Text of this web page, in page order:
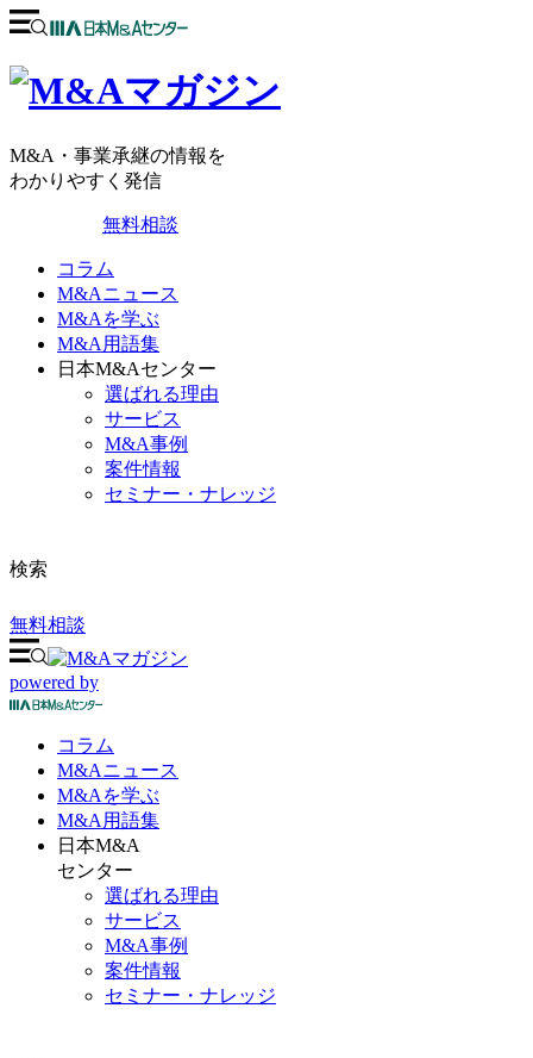
M&A・事業承継の情報を
わかりやすく発信
無料相談
コラム
M&Aニュース
M&Aを学ぶ
M&A用語集
日本M&Aセンター
選ばれる理由
サービス
M&A事例
案件情報
セミナー・ナレッジ
検索
無料相談
powered by
コラム
M&Aニュース
M&Aを学ぶ
M&A 用語集
日本M&A
センター
選ばれる理由
サービス
M&A事例
案件情報
セミナー・ナレッジ